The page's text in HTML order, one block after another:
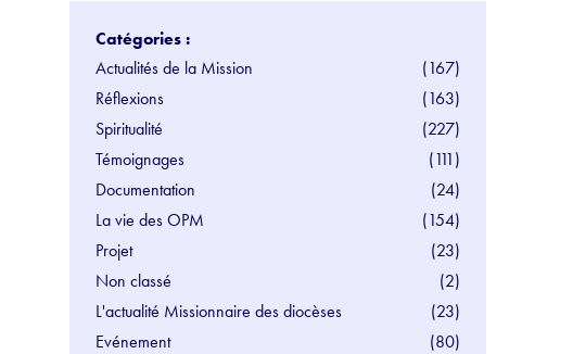
Catégories :
Actualités de la Mission
(167)
Réflexions
(163)
Spiritualité
(227)
Témoignages
(111)
Documentation
(24)
La vie des OPM
(154)
Projet
(23)
Non classé
(2)
L'actualité Missionnaire des diocèses
(23)
Evénement
(80)